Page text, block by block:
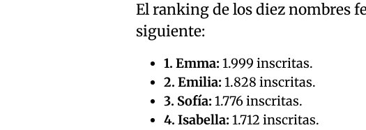
El ranking de los diez nombres
siguiente:
1. Emma: 1.999 inscritas.
2. Emilia: 1.828 inscritas.
3. Sofía: 1.776 inscritas.
4. Isabella: 1.712 inscritas.